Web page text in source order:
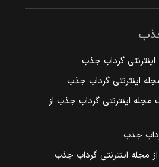
گرداب جذب
اینترنتی گرداب جذب
مجله اینترنتی گرداب جذب از
جذب
مجله اینترنتی گرداب جذب